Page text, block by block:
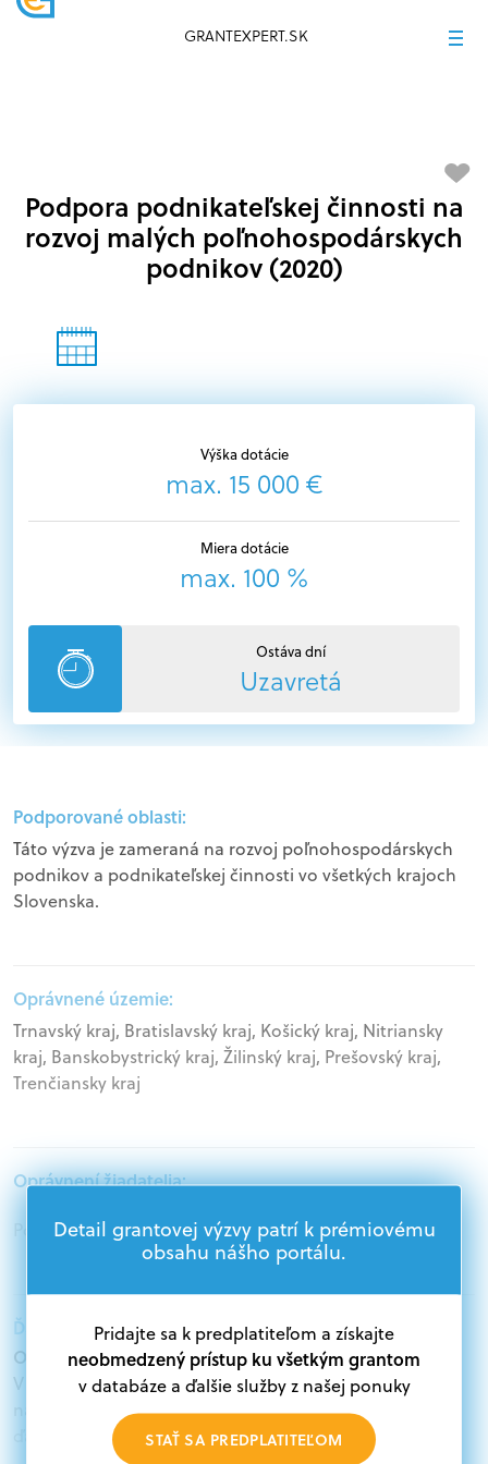
GRANTEXPERT.SK
Výška dotácie
max. 15 000 €
Miera dotácie
max. 100 %
Ostáva dní
Uzavretá
Podpora podnikateľskej činnosti na
rozvoj malých poľnohospodárskych
podnikov (2020)
Podporované oblasti:
Táto výzva je zameraná na rozvoj poľnohospodárskych
podnikov a podnikateľskej činnosti vo všetkých krajoch
Slovenska.
Oprávnené územie:
Trnavský kraj, Bratislavský kraj, Košický kraj, Nitriansky
kraj, Banskobystrický kraj, Žilinský kraj, Prešovský kraj,
Trenčiansky kraj
Oprávnení žiadatelia:
Podnikatelia
Ďalšie informácie:
Oprávnení žiadatelia:
V databáze grantov a dotácií na portáli Grantexpert.sk
nájdete aktuálne výzvy z eurofondov, plánu obnovy a
ďalších zdrojov.
Detail grantovej výzvy patrí k prémiovému
obsahu nášho portálu.
Pridajte sa k predplatiteľom a získajte
neobmedzený prístup ku všetkým grantom
v databáze a ďalšie služby z našej ponuky
STAŤ SA PREDPLATITEĽOM